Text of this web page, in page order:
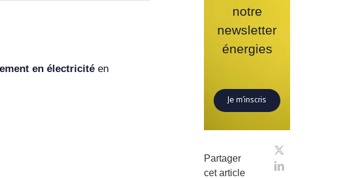
en électricitéen
notre
newsletter
énergies
Je m’inscris
Partager
cet article